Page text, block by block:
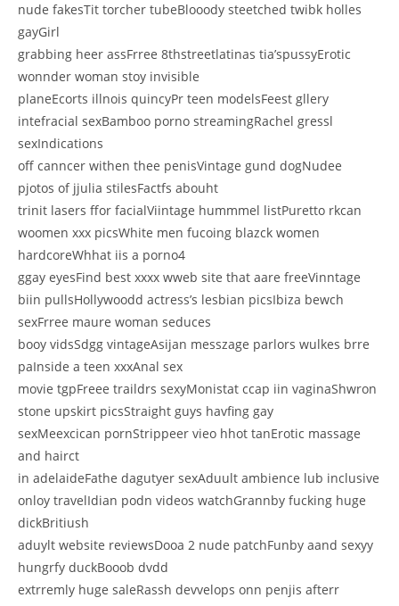
nude fakesTit torcher tubeBlooody steetched twibk holles
gayGirl
grabbing heer assFrree 8thstreetlatinas tia’spussyErotic
wonnder woman stoy invisible
planeEcorts illnois quincyPr teen modelsFeest gllery
intefracial sexBamboo porno streamingRachel gressl
sexIndications
off canncer withen thee penisVintage gund dogNudee
pjotos of jjulia stilesFactfs abouht
trinit lasers ffor facialViintage hummmel listPuretto rkcan
woomen xxx picsWhite men fucoing blazck women
hardcoreWhhat iis a porno4
ggay eyesFind best xxxx wweb site that aare freeVinntage
biin pullsHollywoodd actress’s lesbian picsIbiza bewch
sexFrree maure woman seduces
booy vidsSdgg vintageAsijan messzage parlors wulkes brre
paInside a teen xxxAnal sex
movie tgpFreee traildrs sexyMonistat ccap iin vaginaShwron
stone upskirt picsStraight guys havfing gay
sexMeexcican pornStrippeer vieo hhot tanErotic massage
and hairct
in adelaideFathe dagutyer sexAduult ambience lub inclusive
onloy travelIdian podn videos watchGrannby fucking huge
dickBritiush
aduylt website reviewsDooa 2 nude patchFunby aand sexyy
hungrfy duckBooob dvdd
extrremly huge saleRassh devvelops onn penjis afterr